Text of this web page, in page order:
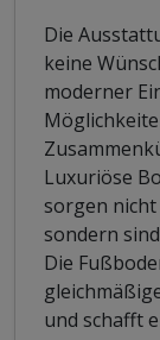
Die
keine
moderner
Luxuriöse
sorgen
sondern
Die
und schafft